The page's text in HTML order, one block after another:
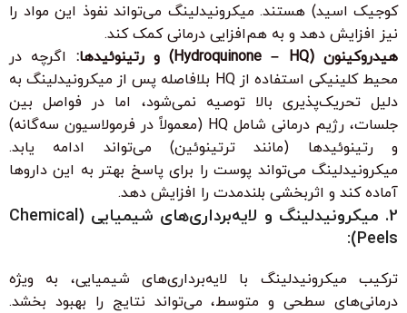
کوجیک اسید) هستند. میکرونیدلینگ می‌تواند نفوذ این مواد را
نیز افزایش دهد و به هم‌افزایی درمانی کمک کند.
هیدروکینون (Hydroquinone – HQ) و رتینوئیدها:
اگرچه در
محیط کلینیکی استفاده از HQ بلافاصله پس از میکرونیدلینگ به
دلیل تحریک‌پذیری بالا توصیه نمی‌شود، اما در فواصل بین
جلسات، رژیم درمانی شامل HQ (معمولاً در فرمولاسیون سه‌گانه)
و رتینوئیدها (مانند ترتینوئین) می‌تواند ادامه یابد.
میکرونیدلینگ می‌تواند پوست را برای پاسخ بهتر به این داروها
آماده کند و اثربخشی بلندمدت را افزایش دهد.
2. میکرونیدلینگ و لایه‌برداری‌های شیمیایی (Chemical
Peels):
ترکیب میکرونیدلینگ با لایه‌برداری‌های شیمیایی، به ویژه
درمانی‌های سطحی و متوسط، می‌تواند نتایج را بهبود بخشد.